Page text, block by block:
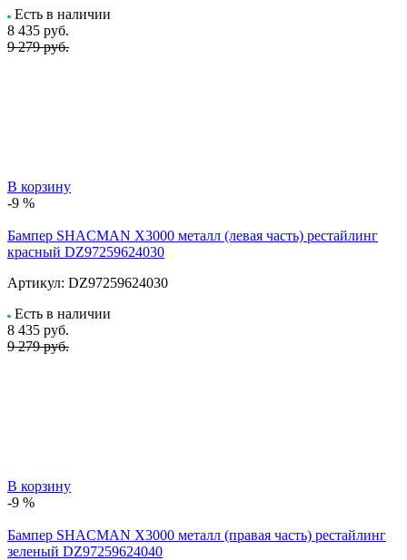
Есть в наличии
8 435 руб.
9 279 руб.
В корзину
-9 %
Бампер SHACMAN X3000 металл (левая часть) рестайлинг
красный DZ97259624030
Артикул: DZ97259624030
Есть в наличии
8 435 руб.
9 279 руб.
В корзину
-9 %
Бампер SHACMAN X3000 металл (правая часть) рестайлинг
зеленый DZ97259624040